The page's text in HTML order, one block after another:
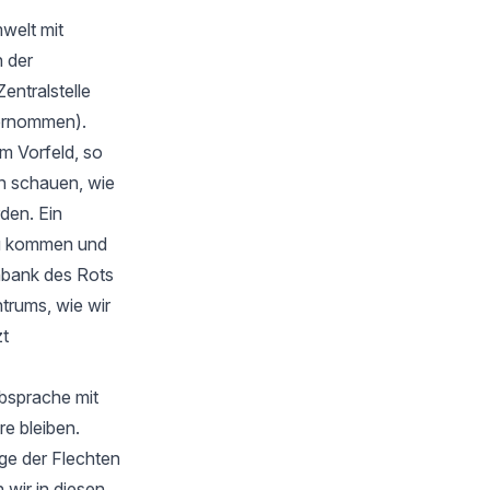
mit
der
Vorfeld, so
schauen, wie
Ein
und
des Rots
wie wir
mit
bleiben.
der Flechten